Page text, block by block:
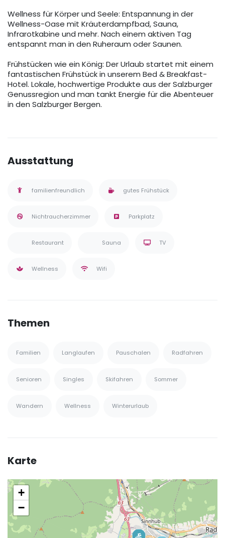
Wellness für Körper und Seele: Entspannung in der
Wellness-Oase mit Kräuterdampfbad, Sauna,
Infrarotkabine und mehr. Nach einem aktiven Tag
entspannt man in den Ruheraum oder Saunen.
Frühstücken wie ein König: Der Urlaub startet mit einem
fantastischen Frühstück in unserem Bed & Breakfast-
Hotel. Lokale, hochwertige Produkte aus der Salzburger
Genussregion und man tankt Energie für die Abenteuer
in den Salzburger Bergen.
Ausstattung
familienfreundlich gutes Frühstück
Nichtraucherzimmer Parkplatz
Restaurant Sauna TV
Wellness Wifi
Themen
Familien Langlaufen Pauschalen Radfahren
Senioren Singles Skifahren Sommer
Wandern Wellness Winterurlaub
Karte
+
−